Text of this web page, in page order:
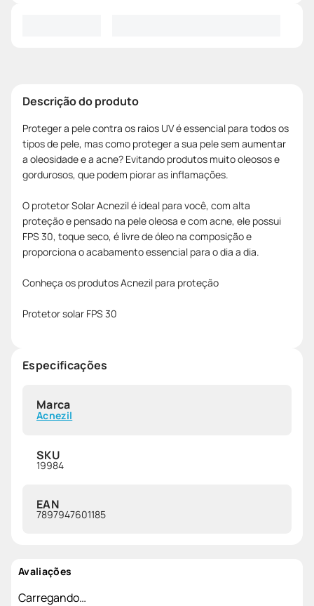
Descrição do produto
Proteger a pele contra os raios UV é essencial para todos os
tipos de pele, mas como proteger a sua pele sem aumentar
a oleosidade e a acne? Evitando produtos muito oleosos e
gordurosos, que podem piorar as inflamações.
O protetor Solar Acnezil é ideal para você, com alta
proteção e pensado na pele oleosa e com acne, ele possui
FPS 30, toque seco, é livre de óleo na composição e
proporciona o acabamento essencial para o dia a dia.
Conheça os produtos Acnezil para proteção
Protetor solar FPS 30
Especificações
Marca
Acnezil
SKU
19984
EAN
7897947601185
Avaliações
Carregando…